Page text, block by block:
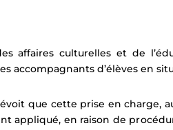
affaires culturelles et de
accompagnants d’élèves en
que cette prise en charge,
appliqué, en raison de